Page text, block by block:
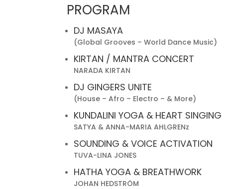
PROGRAM
DJ MASAYA
(Global Grooves – World Dance Music)
KIRTAN / MANTRA CONCERT
NARADA KIRTAN
DJ GINGERS UNITE
(House – Afro – Electro – & More)
KUNDALINI YOGA & HEART SINGING
SATYA & ANNA-MARIA AHLGRENz
SOUNDING & VOICE ACTIVATION
TUVA-LINA JONES
HATHA YOGA & BREATHWORK
JOHAN HEDSTRÖM